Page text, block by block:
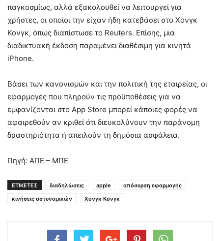
παγκοσμίως, αλλά εξακολουθεί να λειτουργεί για
χρήστες, οι οποίοι την είχαν ήδη κατεβάσει στο Χονγκ
Κονγκ, όπως διαπίστωσε το Reuters. Επίσης, μια
διαδικτυακή έκδοση παραμένει διαθέσιμη για κινητά
iPhone.
Βάσει των κανονισμών και την πολιτική της εταιρείας, οι
εφαρμογές που πληρούν τις προϋποθέσεις για να
εμφανίζονται στο App Store μπορεί κάποιες φορές να
αφαιρεθούν αν κριθεί ότι διευκολύνουν την παράνομη
δραστηριότητα ή απειλούν τη δημόσια ασφάλεια.
Πηγή: ΑΠΕ – ΜΠΕ
ΕΤΙΚΕΤΕΣ διαδηλώσεις apple
απόσυρση εφαρμογής
κινήσεις αστυνομικών
Χονγκ Κονγκ